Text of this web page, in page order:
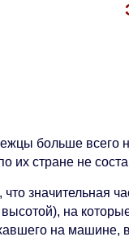
больше всего
их стране не
что значительная
на
на машине,